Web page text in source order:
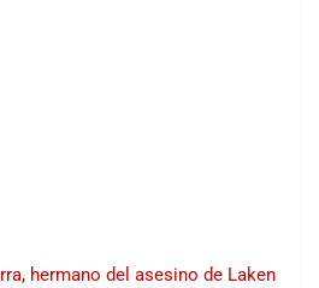
hermano del asesino de Laken